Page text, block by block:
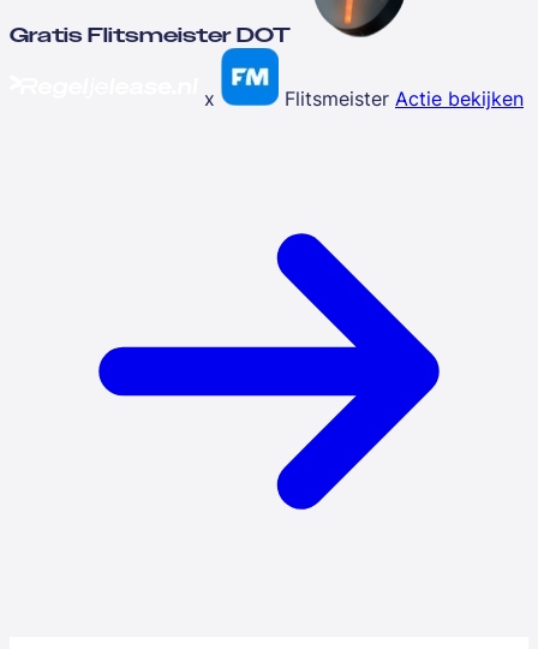
Gratis Flitsmeister DOT
x Flitsmeister Actie bekijken